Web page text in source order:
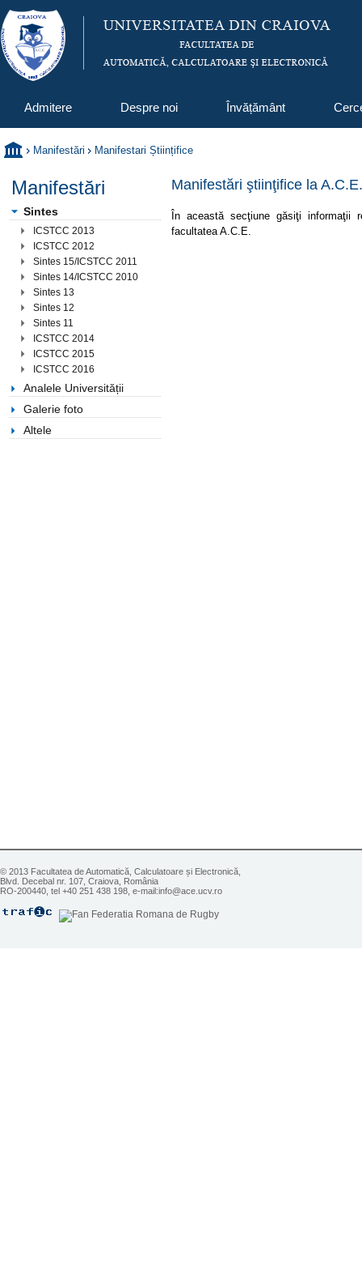
Admitere Despre noi Învățământ
Manifestări Manifestari Științifice
Manifestări
Sintes
ICSTCC 2013
ICSTCC 2012
Sintes 15/ICSTCC 2011
Sintes 14/ICSTCC 2010
Sintes 13
Sintes 12
Sintes 11
ICSTCC 2014
ICSTCC 2015
ICSTCC 2016
Analele Universității
Galerie foto
Altele
Manifestări ştiinţifice la A.C.E.
În această secţiune găsiţi informaţii
facultatea A.C.E.
© 2013 Facultatea de Automatică, Calculatoare și Electronică,
Blvd. Decebal nr. 107, Craiova, România
RO-200440, tel +40 251 438 198, e-mail:info@ace.ucv.ro